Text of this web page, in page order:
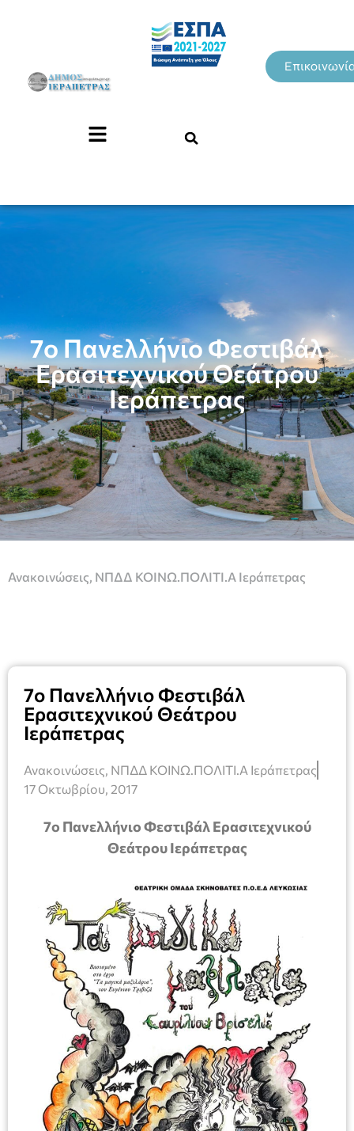
7ο Πανελλήνιο Φεστιβάλ
Ερασιτεχνικού Θεάτρου
Ιεράπετρας
Ανακοινώσεις ΝΠΔΔ ΚΟΙΝΩ.ΠΟΛΙΤΙ.Α Ιεράπετρας
7ο Πανελλήνιο Φεστιβάλ
Ερασιτεχνικού Θεάτρου
Ιεράπετρας
Ανακοινώσεις ΝΠΔΔ ΚΟΙΝΩ.ΠΟΛΙΤΙ.Α Ιεράπετρας
17 Οκτωβρίου, 2017
7ο Πανελλήνιο Φεστιβάλ Ερασιτεχνικού
Θεάτρου Ιεράπετρας